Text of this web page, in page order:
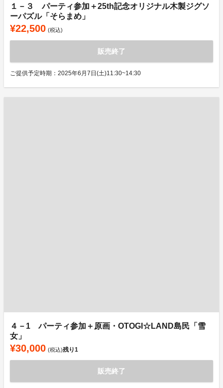
１－３ パーティ参加＋25th記念オリジナル木製ジグソ
ーパズル「そらまめ」
¥22,500 (税込)
販売終了
ご提供予定時期：2025年6月7日(土)11:30~14:30
４－1 パーティ参加＋原画・OTOGI☆LAND島民「雪
女」
¥30,000 (税込)残り1
販売終了